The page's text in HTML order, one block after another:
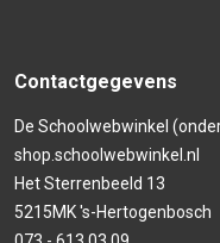
Contactgegevens
De Schoolwebwinkel
shop.schoolwebwinkel.nl
Het Sterrenbeeld 13
5215MK 's-Hertogenbosch